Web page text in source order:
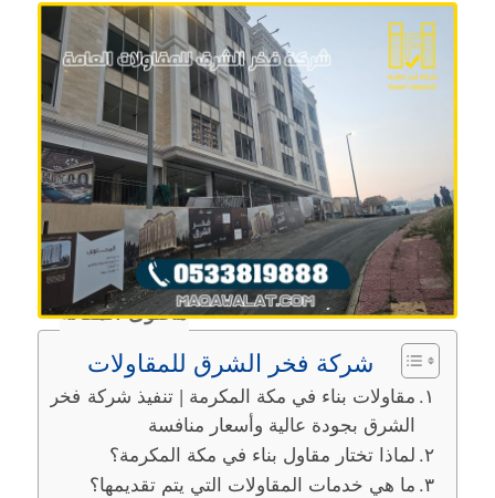
محتوى المقالة
شركة فخر الشرق للمقاولات
مقاولات بناء في مكة المكرمة | تنفيذ شركة فخر
الشرق بجودة عالية وأسعار منافسة
لماذا تختار مقاول بناء في مكة المكرمة؟
ما هي خدمات المقاولات التي يتم تقديمها؟